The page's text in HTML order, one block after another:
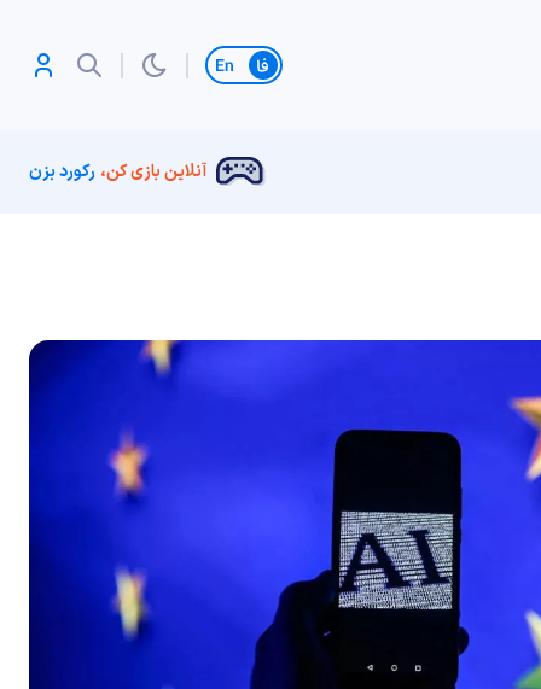
تغییر زبان
آنلاین بازی کن، رکورد بزن